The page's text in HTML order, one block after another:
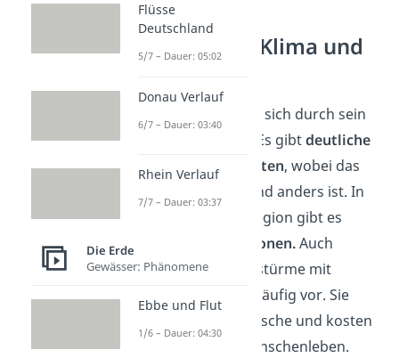
Mittelamerika Klima und
Vegetation
Mittelamerika zeichnet sich durch sein
tropisches Klima
aus. Es gibtdeutliche
Regen- und Trockenzeiten, wobei das
Wetter von Land zu Land anders ist. In
einigen Ländern der Region gibt es
sogar
mehrere Klimazonen.Auch
Hurrikane,also Wirbelstürme mit
Starkregen, kommen häufig vor. Sie
verursachen oft Erdrutsche und kosten
jedes Jahr mehrere Menschenleben.
Flüsse
Deutschland
5/7 – Dauer: 05:02
Donau Verlauf
6/7 – Dauer: 03:40
Rhein Verlauf
7/7 – Dauer: 03:37
Die Erde
Gewässer: Phänomene
Ebbe und Flut
1/6 – Dauer: 04:30